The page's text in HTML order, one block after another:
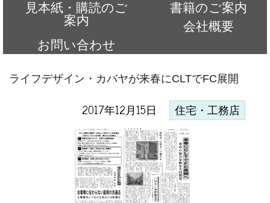
見本紙・購読のご
案内
書籍のご案内
会社概要
お問い合わせ
ライフデザイン・カバヤが来春にCLTでFC展開
2017年12月15日 住宅・工務店